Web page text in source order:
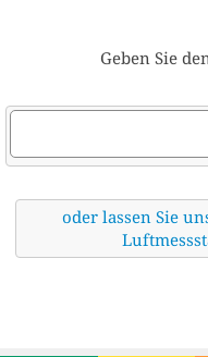
Geben Sie
oder lassen Sie